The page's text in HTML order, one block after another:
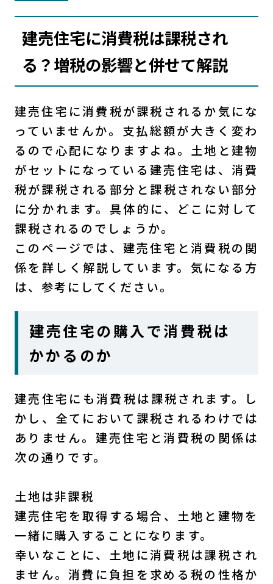
建売住宅に消費税は課税され
る？増税の影響と併せて解説
建売住宅に消費税が課税されるか気にな
っていませんか。支払総額が大きく変わ
るので心配になりますよね。土地と建物
がセットになっている建売住宅は、消費
税が課税される部分と課税されない部分
に分かれます。具体的に、どこに対して
課税されるのでしょうか。
このページでは、建売住宅と消費税の関
係を詳しく解説しています。気になる方
は、参考にしてください。
建売住宅の購入で消費税は
かかるのか
建売住宅にも消費税は課税されます。し
かし、全てにおいて課税されるわけでは
ありません。建売住宅と消費税の関係は
次の通りです。
土地は非課税
建売住宅を取得する場合、土地と建物を
一緒に購入することになります。
幸いなことに、土地に消費税は課税され
ません。消費に負担を求める税の性格か